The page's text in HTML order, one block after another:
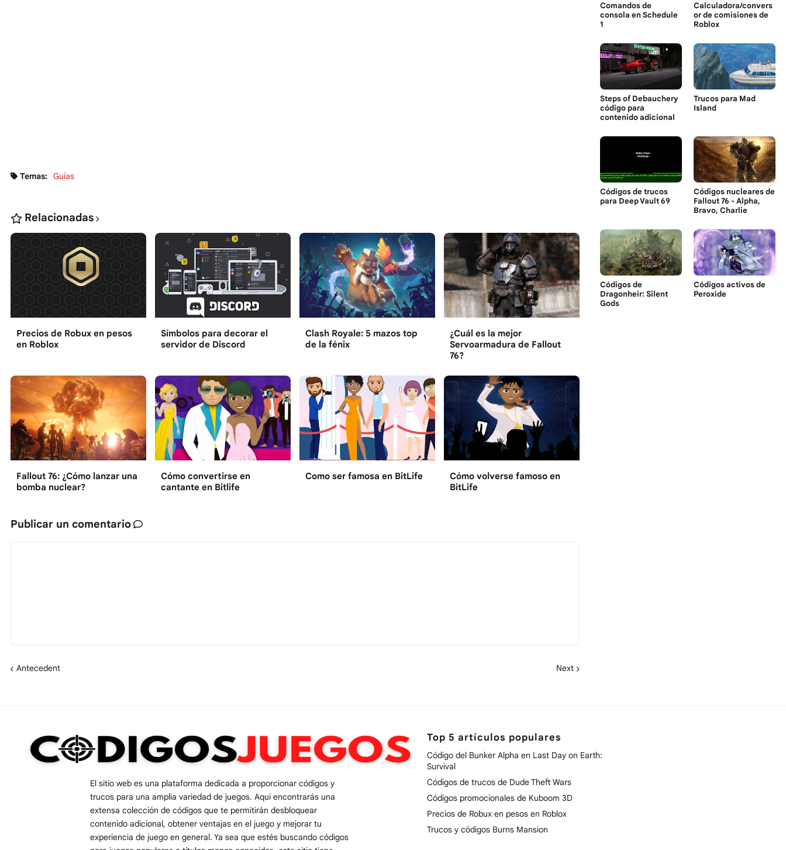
Temas: Guías
Relacionadas
Precios de Robux en pesos
en Roblox
Símbolos para decorar el
servidor de Discord
Clash Royale: 5 mazos top
de la fénix
¿Cuál es la mejor
Servoarmadura de Fallout
76?
Fallout 76: ¿Cómo lanzar una
bomba nuclear?
Cómo convertirse en
cantante en Bitlife
Como ser famosa en BitLife
Cómo volverse famoso en
BitLife
Publicar un comentario
Antecedent Next
Comandos de
consola en Schedule
1
Calculadora/convers
or de comisiones de
Roblox
Steps of Debauchery
código para
contenido adicional
Trucos para Mad
Island
Códigos de trucos
para Deep Vault 69
Códigos nucleares de
Fallout 76 - Alpha,
Bravo, Charlie
Códigos de
Dragonheir: Silent
Gods
Códigos activos de
Peroxide
El sitio web es una plataforma dedicada a proporcionar códigos y
trucos para una amplia variedad de juegos. Aquí encontrarás una
extensa colección de códigos que te permitirán desbloquear
contenido adicional, obtener ventajas en el juego y mejorar tu
experiencia de juego en general. Ya sea que estés buscando códigos
Top 5 artículos populares
Código del Bunker Alpha en Last Day on Earth:
Survival
Códigos de trucos de Dude Theft Wars
Códigos promocionales de Kuboom 3D
Precios de Robux en pesos en Roblox
Trucos y códigos Burns Mansion